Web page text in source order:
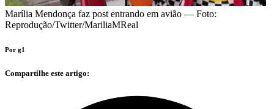
Marília Mendonça faz post entrando em avião — Foto:
Reprodução/Twitter/MariliaMReal
Por g1
Compartilhe este artigo: